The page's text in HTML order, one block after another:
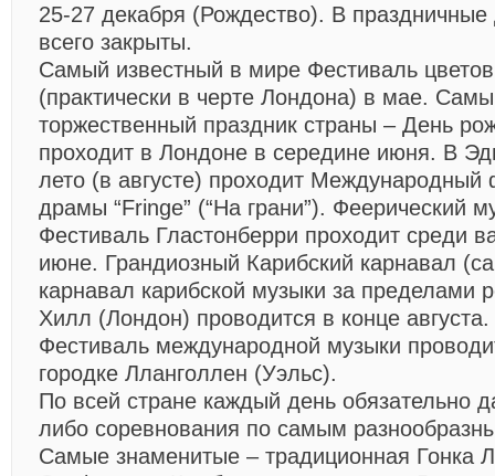
25-27 декабря (Рождество). В
всего закрыты.
Самый известный в мире Фестиваль
(практически в черте Лондона) в мае.
торжественный праздник страны – День
проходит в Лондоне в середине июня. В
лето (в августе) проходит Международный
драмы “Fringe” (“На грани”). Феерический
Фестиваль Гластонберри проходит среди
июне. Грандиозный Карибский карнавал
карнавал карибской музыки за пределами
Хилл (Лондон) проводится в конце
Фестиваль международной музыки
городке Лланголлен (Уэльс).
По всей стране каждый день обязательно
либо соревнования по самым
Самые знаменитые – традиционная Гонка